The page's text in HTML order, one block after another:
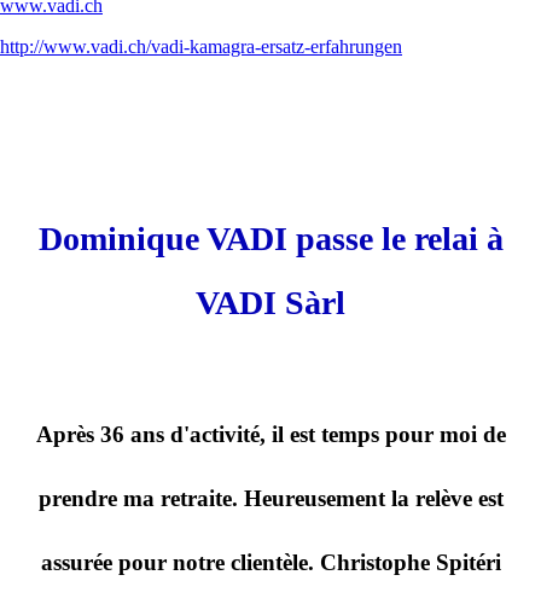
www.vadi.ch
http://www.vadi.ch/vadi-kamagra-ersatz-erfahrungen
Dominique VADI passe le relai à
VADI Sàrl
Après 36 ans d'activité, il est temps pour moi de
prendre ma retraite. Heureusement la relève est
assurée pour notre clientèle. Christophe Spitéri